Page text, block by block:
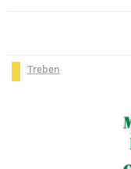
Treben